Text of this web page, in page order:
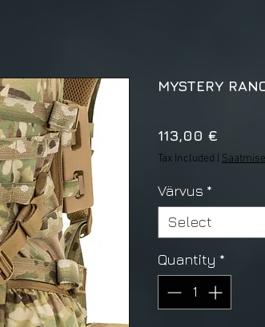
MYSTERY
113,00 €
Tax Included
Värvus *
Select
Quantity *